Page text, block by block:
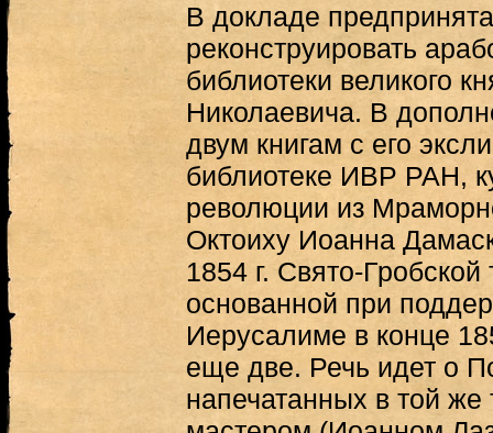
В докладе
реконструировать
библиотеки великого
Николаевича. В
двум книгам с его
библиотеке ИВР РАН,
революции из
Октоиху Иоанна
1854 г. Свято-
основанной при
Иерусалиме в конце
еще две. Речь идет о
напечатанных в той